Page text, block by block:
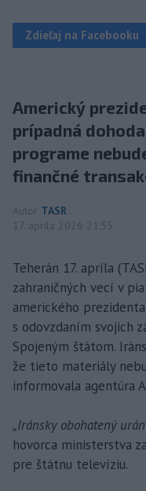
Zdieľaj na Facebooku
Americký
prípadná
programe
finančné
Autor TASR
17. apríla 2026 21:55
Teherán 17. apríla
zahraničných vecí v
amerického
s odovzdaním svojich
Spojeným štátom.
že tieto materiály
informovala agentúra
„Iránsky obohatený
hovorca ministerstva
pre štátnu televíziu.